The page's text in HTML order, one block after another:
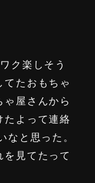
ク楽しそう
たおもちゃ
屋さんから
たよって連絡
と思った。
見てたって